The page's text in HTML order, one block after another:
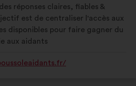
réponses claires, fiables &
est de centraliser l'accès aux
disponibles pour faire gagner du
aux aidants